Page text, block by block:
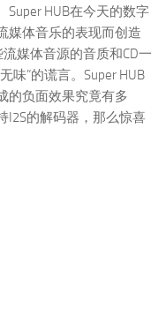
HUB在今天的数字
媒体音乐的表现而创造
媒体音源的音质和CD一
味”的谎言。Super HUB
的负面效果究竟有多
I2S的解码器，那么惊喜